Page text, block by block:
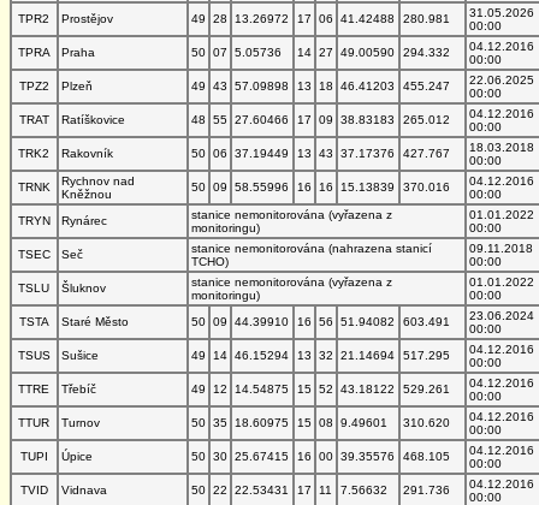
TPR2
Prostějov 49 28 13.26972 17 06 41.42488 280.981
31.05.2026
00:00
TPRA
Praha 50 07 5.05736 14 27 49.00590 294.332
04.12.2016
00:00
TPZ2
Plzeň 49 43 57.09898 13 18 46.41203 455.247
22.06.2025
00:00
TRAT
Ratíškovice 48 55 27.60466 17 09 38.83183 265.012
04.12.2016
00:00
TRK2
Rakovník 50 06 37.19449 13 43 37.17376 427.767
18.03.2018
00:00
TRNK
Rychnov nad
Kněžnou
50 09 58.55996 16 16 15.13839 370.016
04.12.2016
00:00
TRYN
Rynárec
stanice nemonitorována (vyřazena z
monitoringu)
01.01.2022
00:00
TSEC
Seč
stanice nemonitorována (nahrazena stanicí
TCHO)
09.11.2018
00:00
TSLU
Šluknov
stanice nemonitorována (vyřazena z
monitoringu)
01.01.2022
00:00
TSTA
Staré Město 50 09 44.39910 16 56 51.94082 603.491
23.06.2024
00:00
TSUS
Sušice 49 14 46.15294 13 32 21.14694 517.295
04.12.2016
00:00
TTRE
Třebíč 49 12 14.54875 15 52 43.18122 529.261
04.12.2016
00:00
TTUR
Turnov 50 35 18.60975 15 08 9.49601 310.620
04.12.2016
00:00
TUPI
Úpice 50 30 25.67415 16 00 39.35576 468.105
04.12.2016
00:00
TVID
Vidnava 50 22 22.53431 17 11 7.56632 291.736
04.12.2016
00:00